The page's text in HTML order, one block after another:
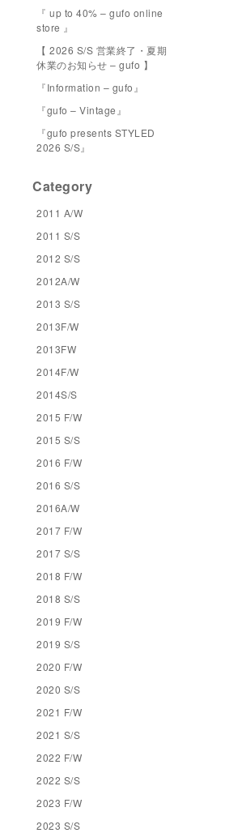
『 up to 40% – gufo online
store 』
【 2026 S/S 営業終了・夏期
休業のお知らせ – gufo 】
『Information – gufo』
『gufo – Vintage』
『gufo presents STYLED
2026 S/S』
Category
2011 A/W
2011 S/S
2012 S/S
2012A/W
2013 S/S
2013F/W
2013FW
2014F/W
2014S/S
2015 F/W
2015 S/S
2016 F/W
2016 S/S
2016A/W
2017 F/W
2017 S/S
2018 F/W
2018 S/S
2019 F/W
2019 S/S
2020 F/W
2020 S/S
2021 F/W
2021 S/S
2022 F/W
2022 S/S
2023 F/W
2023 S/S